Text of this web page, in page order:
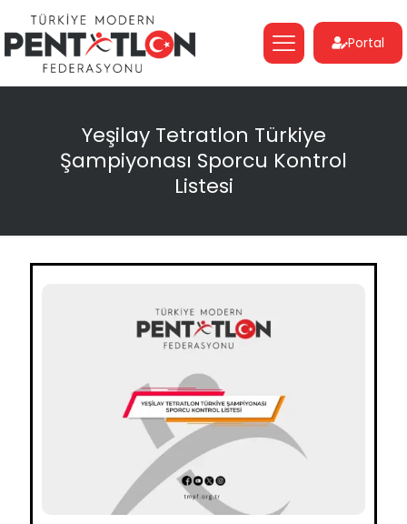
Portal
Yeşilay Tetratlon Türkiye
Şampiyonası Sporcu Kontrol
Listesi